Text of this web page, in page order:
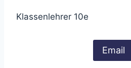
Klassenlehrer 10e
Email